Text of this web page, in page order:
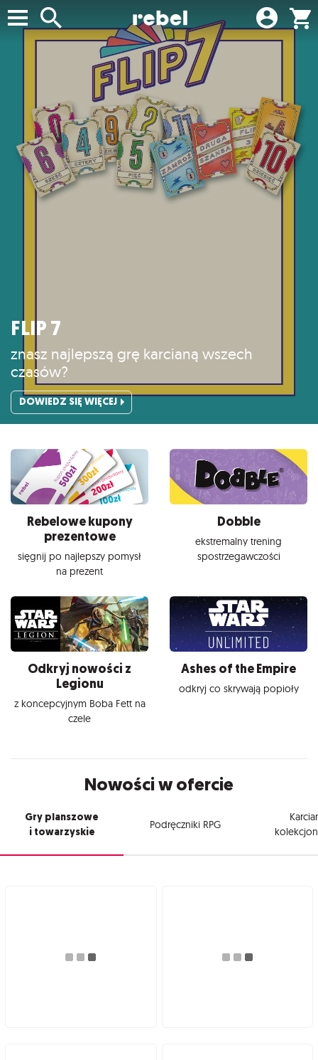
FLIP 7
znasz najlepszą grę karcianą wszech
czasów?
DOWIEDZ SIĘ WIĘCEJ
Rebelowe kupony
prezentowe
sięgnij po najlepszy pomysł
na prezent
Dobble
ekstremalny trening
spostrzegawczości
Odkryj nowości z
Legionu
z koncepcyjnym Boba Fett na
czele
Ashes of the Empire
odkryj co skrywają popioły
Nowości w ofercie
Gry planszowe
i towarzyskie
Podręczniki RPG